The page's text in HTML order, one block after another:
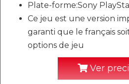
Plate-forme:Sony
Ce jeu est une version
garanti que le français
options de jeu
Ver